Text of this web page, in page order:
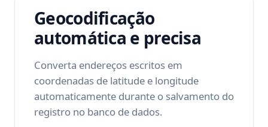
Geocodificação
automática e precisa
Converta endereços escritos em
coordenadas de latitude e longitude
automaticamente durante o salvamento do
registro no banco de dados.